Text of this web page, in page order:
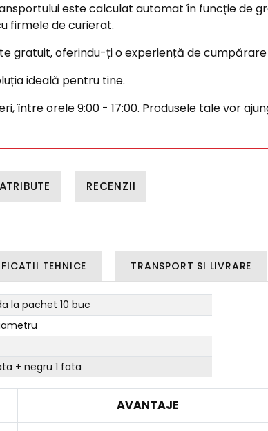
este calculat automat în funcție de
firmele de curierat.
gratuit, oferindu-ți o experiență de
ideală pentru tine.
între orele 9:00 - 17:00. Produsele tale vor
ATRIBUTE RECENZII
TEHNICE TRANSPORT SI LIVRARE
la pachet 10 buc
+ negru 1 fata
AVANTAJE